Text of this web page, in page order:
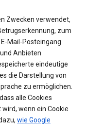
Zwecken verwendet,
zum
Mail-Posteingang
Anbieten
eindeutige
die Darstellung von
zu ermöglichen.
alle Cookies
wenn ein Cookie
wie Google